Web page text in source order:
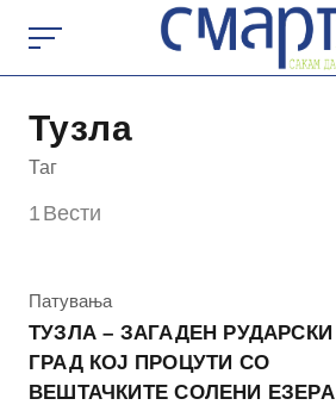
content
Тузла
Таг
1 Вести
КАтегорија
Патувања
ТУЗЛА – ЗАГАДЕН РУДАРСКИ
ГРАД КОЈ ПРОЦУТИ СО
ВЕШТАЧКИТЕ СОЛЕНИ ЕЗЕРА